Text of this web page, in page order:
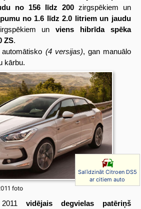
no 156 līdz 200zirgspēkiem un
no 1.6 līdz 2.0 litriem un jaudu
unviens hibrīda spēka
ZS.
(4 versijas), gan manuālo
kārbu.
foto
Salīdzināt Citroen DS5
ar citiem auto
vidējais degvielas patēriņš